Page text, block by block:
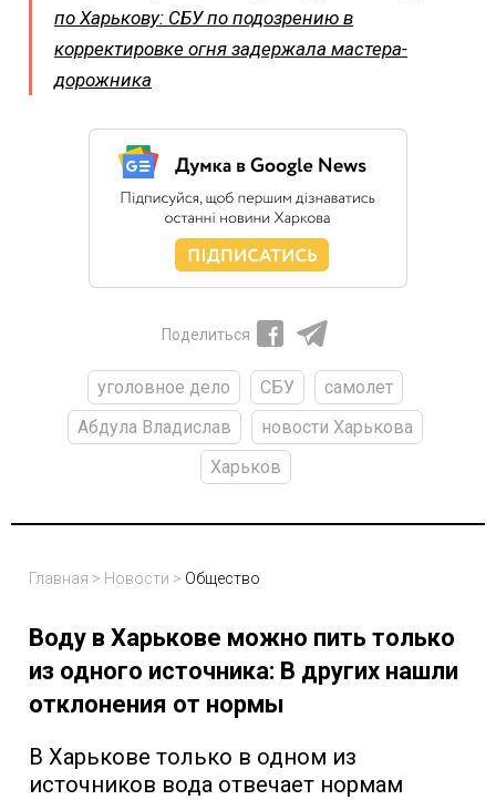
по Харькову: СБУ по подозрению в
корректировке огня задержала мастера-
дорожника
Поделиться
уголовное дело СБУ
самолет
Абдула Владислав
новости Харькова
Харьков
Главная > Новости > Общество
Воду в Харькове можно пить только
из одного источника: В других нашли
отклонения от нормы
В Харькове только в одном из
источников вода отвечает нормам